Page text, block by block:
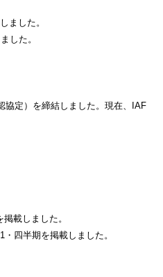
ました。
した。
協定）を締結しました。現在、IAF
載しました。
四半期を掲載しました。